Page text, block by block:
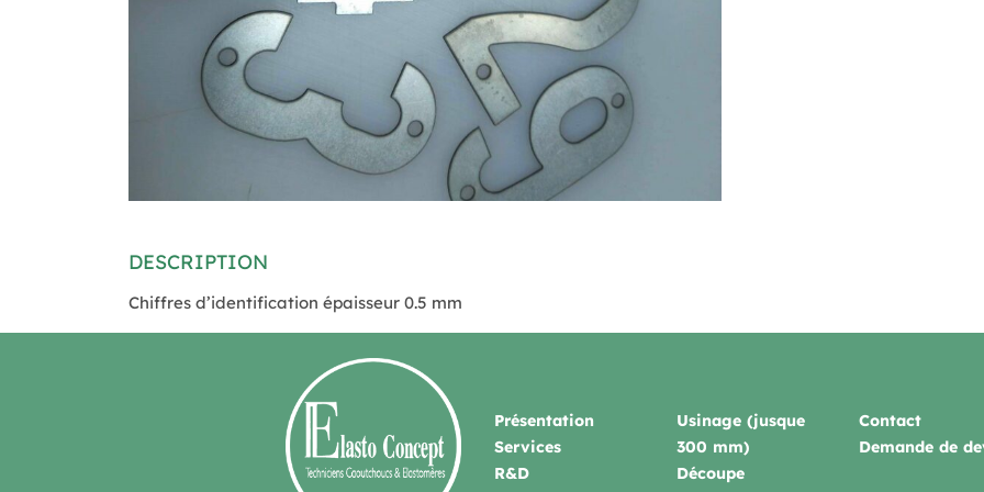
DESCRIPTION
Chiffres d’identification épaisseur 0.5 mm
Présentation
Services
R&D
Usinage (jusque
300 mm)
Découpe
Contact
Demande de